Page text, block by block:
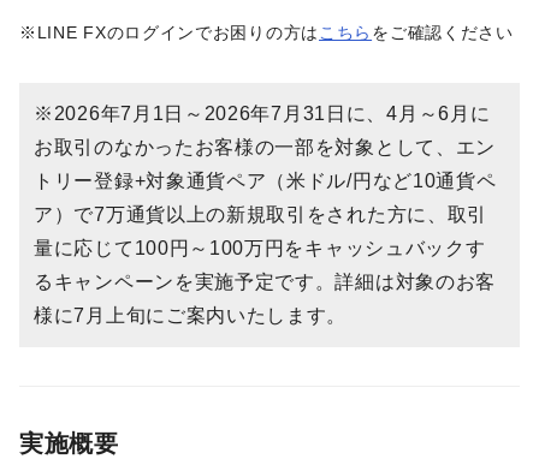
※LINE FXのログインでお困りの方は こちら をご確認ください
※2026年7月1日～2026年7月31日に、4月～6月に
お取引のなかったお客様の一部を対象として、エン
トリー登録+対象通貨ペア（米ドル/円など10通貨ペ
ア）で7万通貨以上の新規取引をされた方に、取引
量に応じて100円～100万円をキャッシュバックす
るキャンペーンを実施予定です。詳細は対象のお客
様に7月上旬にご案内いたします。
実施概要